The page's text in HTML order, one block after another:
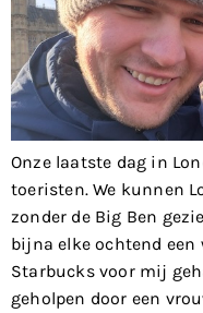
Onze laatste dag in
toeristen. We kunnen
zonder de Big Ben
bijna elke ochtend
Starbucks voor mij
geholpen door een